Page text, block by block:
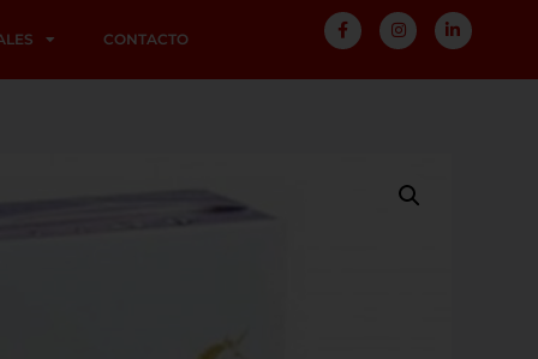
CONTACTO